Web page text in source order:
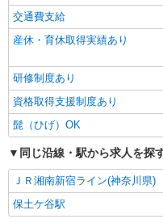
交通費支給
産休・育休取得実績あり
研修制度あり
資格取得支援制度あり
髭（ひげ）OK
同じ沿線・駅から求人を探
ＪＲ湘南新宿ライン(神奈川県)
保土ケ谷駅